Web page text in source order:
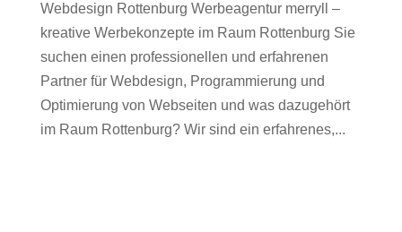
Webdesign Rottenburg Werbeagentur merryll –
kreative Werbekonzepte im Raum Rottenburg Sie
suchen einen professionellen und erfahrenen
Partner für Webdesign, Programmierung und
Optimierung von Webseiten und was dazugehört
im Raum Rottenburg? Wir sind ein erfahrenes,...